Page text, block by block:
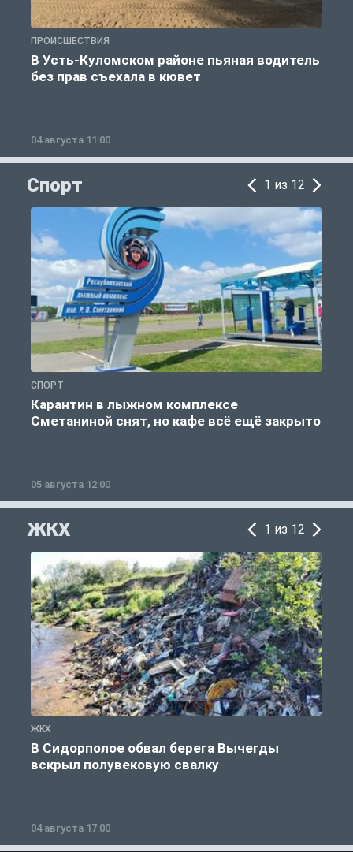
ПРОИСШЕСТВИЯ
В Усть-Куломском районе пьяная водитель
без прав съехала в кювет
04 августа 11:00
Спорт 1 из 12
СПОРТ
Карантин в лыжном комплексе
Сметаниной снят, но кафе всё ещё закрыто
05 августа 12:00
ЖКХ 1 из 12
ЖКХ
В Сидорполое обвал берега Вычегды
вскрыл полувековую свалку
04 августа 17:00